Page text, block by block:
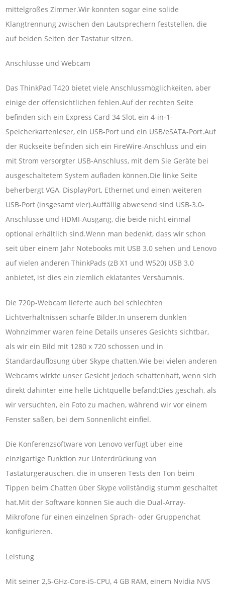
mittelgroßes Zimmer.Wir konnten sogar eine solide
Klangtrennung zwischen den Lautsprechern feststellen, die
auf beiden Seiten der Tastatur sitzen.
Anschlüsse und Webcam
Das ThinkPad T420 bietet viele Anschlussmöglichkeiten, aber
einige der offensichtlichen fehlen.Auf der rechten Seite
befinden sich ein Express Card 34 Slot, ein 4-in-1-
Speicherkartenleser, ein USB-Port und ein USB/eSATA-Port.Auf
der Rückseite befinden sich ein FireWire-Anschluss und ein
mit Strom versorgter USB-Anschluss, mit dem Sie Geräte bei
ausgeschaltetem System aufladen können.Die linke Seite
beherbergt VGA, DisplayPort, Ethernet und einen weiteren
USB-Port (insgesamt vier).Auffällig abwesend sind USB-3.0-
Anschlüsse und HDMI-Ausgang, die beide nicht einmal
optional erhältlich sind.Wenn man bedenkt, dass wir schon
seit über einem Jahr Notebooks mit USB 3.0 sehen und Lenovo
auf vielen anderen ThinkPads (zB X1 und W520) USB 3.0
anbietet, ist dies ein ziemlich eklatantes Versäumnis.
Die 720p-Webcam lieferte auch bei schlechten
Lichtverhältnissen scharfe Bilder.In unserem dunklen
Wohnzimmer waren feine Details unseres Gesichts sichtbar,
als wir ein Bild mit 1280 x 720 schossen und in
Standardauflösung über Skype chatten.Wie bei vielen anderen
Webcams wirkte unser Gesicht jedoch schattenhaft, wenn sich
direkt dahinter eine helle Lichtquelle befand;Dies geschah, als
wir versuchten, ein Foto zu machen, während wir vor einem
Fenster saßen, bei dem Sonnenlicht einfiel.
Die Konferenzsoftware von Lenovo verfügt über eine
einzigartige Funktion zur Unterdrückung von
Tastaturgeräuschen, die in unseren Tests den Ton beim
Tippen beim Chatten über Skype vollständig stumm geschaltet
hat.Mit der Software können Sie auch die Dual-Array-
Mikrofone für einen einzelnen Sprach- oder Gruppenchat
konfigurieren.
Leistung
Mit seiner 2,5-GHz-Core-i5-CPU, 4 GB RAM, einem Nvidia NVS